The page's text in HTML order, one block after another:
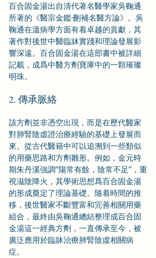
百合固金湯出自清代著名醫學家吳鞠通
所著的《醫宗金鑑·刪補名醫方論》。吳
鞠通在溫病學方面有着卓越的貢獻，其
著作對後世中醫臨牀實踐和理論發展影
響深遠。百合固金湯在這部書中被詳細
記載，成爲中醫方劑寶庫中的一顆璀璨
明珠。
2. 傳承脈絡
該方劑並非憑空出現，而是在歷代醫家
對肺腎陰虛證治療經驗的基礎上發展而
來。從古代醫籍中可以追溯到一些類似
的用藥思路和方劑雛形。例如，金元時
期朱丹溪強調“陽常有餘，陰常不足”，重
視滋陰降火，其學術思想爲百合固金湯
的形成奠定了理論基礎。隨着時間的推
移，後世醫家不斷豐富和完善相關用藥
組合，最終由吳鞠通總結整理成百合固
金湯這一經典方劑，一直傳承至今，被
廣泛應用於臨牀治療肺腎陰虛相關病
症。